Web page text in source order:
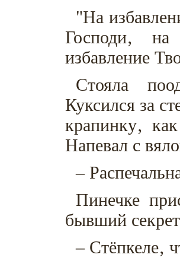
"На
Господи‚
избавление
Стояла
Куксился за
крапинку‚
Напевал с
–
Пинечке
бывший
– Стёпкеле‚